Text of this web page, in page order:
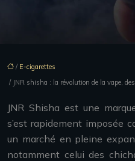
/ E-cigarettes
/ JNR shisha : la révolution de la vape,
JNR Shisha est une
s’est rapidement imposée
un marché en pleine
notamment celui des